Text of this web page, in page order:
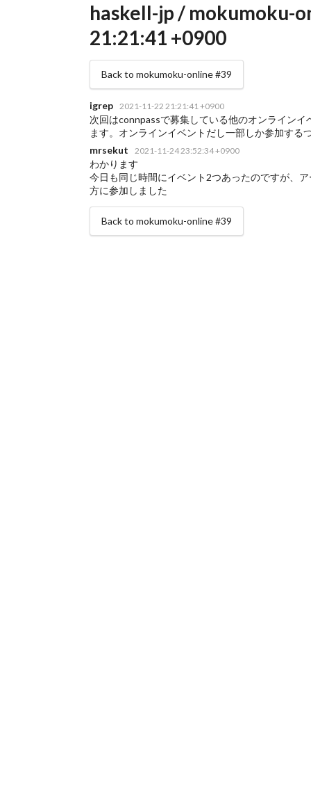
haskell-jp / mokumoku-
21:21:41 +0900
Back to mokumoku-online #39
igrep 2021-11-22 21:21:41 +0900
次回はconnpassで募集している他のオンライン
ます。オンラインイベントだし一部しか参加する
mrsekut
2021-11-24 23:52:34 +0900
わかります
今日も同じ時間にイベント2つあったのですが、
方に参加しました
Back to mokumoku-online #39